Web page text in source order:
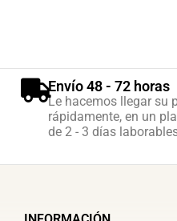
Envío 48 - 72 horas
Le hacemos llegar su
rápidamente, en un
de 2 - 3 días